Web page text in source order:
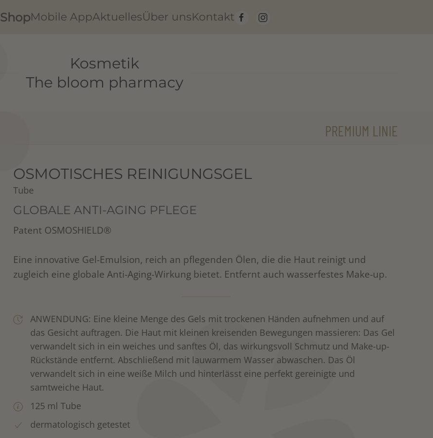
ShopMobile AppAktuellesÜber unsKontakt
Kosmetik
The bloom pharmacy
PREMIUM LINIE
OSMOTISCHES REINIGUNGSGEL
Tube
GLOBALE ANTI-AGING PFLEGE
Patent OSMOSHIELD®
Eine innovative Gel-Emulsion, reich an pflegenden Ölen, die die Haut reinigt und
zugleich eine globale Anti-Aging-Wirkung bietet. Entfernt auch wasserfestes Make-up.
ANWENDUNG: Eine kleine Menge des Gels mit trockenen Händen aufnehmen und auf
das Gesicht auftragen. Die Haut mit kleinen kreisenden Bewegungen massieren: Das Gel
verwandelt sich in ein weiches und sanftes Öl, das wirkungsvoll Schmutz und Make-up-
Rückstände entfernt. Abschließend mit lauwarmem Wasser abwaschen. Das Öl
verwandelt sich in eine weiße Milch und hinterlässt eine perfekt gereinigte und
samtweiche Haut.
125 ml Tube
dermatologisch getestet